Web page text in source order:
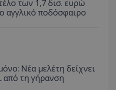
των 1,7 δισ. ευρώ
αγγλικό ποδόσφαιρο
Νέα μελέτη δείχνει
από τη γήρανση